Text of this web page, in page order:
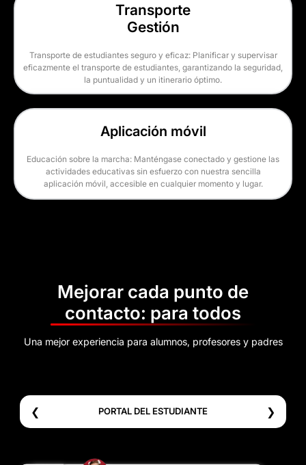
Transporte
Gestión
Transporte de estudiantes seguro y eficaz: Planificar y supervisar
eficazmente el transporte de estudiantes, garantizando la seguridad,
la puntualidad y un itinerario óptimo.
Aplicación móvil
Educación sobre la marcha: Manténgase conectado y gestione las
actividades educativas sin esfuerzo con nuestra sencilla
aplicación móvil, accesible en cualquier momento y lugar.
Mejorar cada punto de
contacto: para todos
Una mejor experiencia para alumnos, profesores y padres
❮ PORTAL DEL ESTUDIANTE ❯